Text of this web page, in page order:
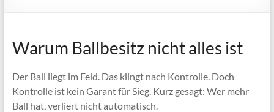
LLC
Professional
&
Reliable
Warum Ballbesitz nicht alles ist
Der Ball liegt im Feld. Das klingt nach Kontrolle. Doch
Kontrolle ist kein Garant für Sieg. Kurz gesagt: Wer mehr
Ball hat, verliert nicht automatisch.